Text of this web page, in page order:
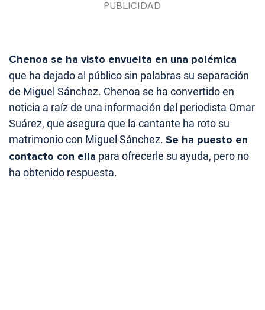
Chenoa se ha visto envuelta en una polémica
que ha dejado al público sin palabras su separación
de Miguel Sánchez. Chenoa se ha convertido en
noticia a raíz de una información del periodista Omar
Suárez, que asegura que la cantante ha roto su
matrimonio con Miguel Sánchez. Se ha puesto en
contacto con ella para ofrecerle su ayuda, pero no
ha obtenido respuesta.